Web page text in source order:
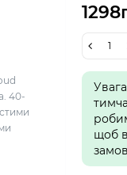
40-
щоб